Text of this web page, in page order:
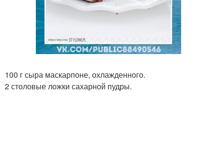
100 г сыра маскарпоне, охлажденного.
2 столовые ложки сахарной пудры.